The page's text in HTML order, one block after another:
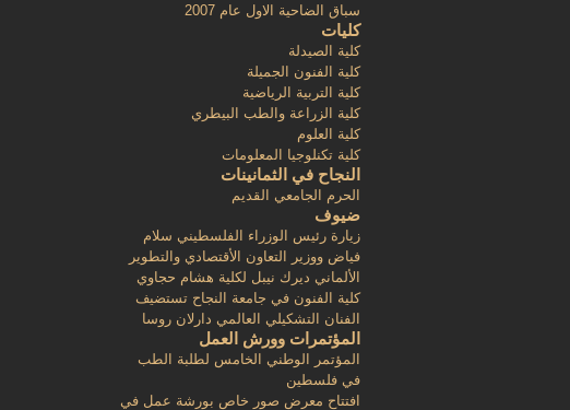
سباق الضاحية الاول عام 2007
كليات
كلية الصيدلة
كلية الفنون الجميلة
كلية التربية الرياضية
كلية الزراعة والطب البيطري
كلية العلوم
كلية تكنلوجيا المعلومات
النجاح في الثمانينات
الحرم الجامعي القديم
ضيوف
زيارة رئيس الوزراء الفلسطيني سلام
فياض ووزير التعاون الأقتصادي والتطوير
الألماني ديرك نيبل لكلية هشام حجاوي
كلية الفنون في جامعة النجاح تستضيف
الفنان التشكيلي العالمي دارلان روسا
المؤتمرات وورش العمل
المؤتمر الوطني الخامس لطلبة الطب
في فلسطين
افتتاح معرض صور خاص بورشة عمل في